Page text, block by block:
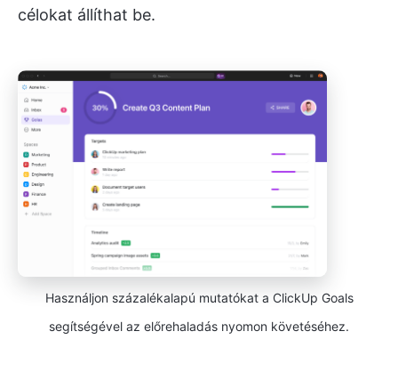
célokat állíthat be.
Használjon százalékalapú mutatókat a ClickUp Goals
segítségével az előrehaladás nyomon követéséhez.